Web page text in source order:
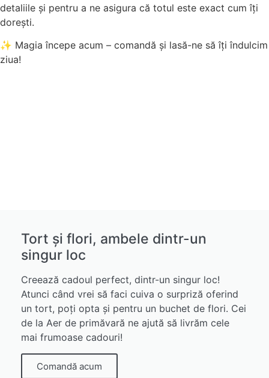
detaliile și pentru a ne asigura că totul este exact cum îți
dorești.
✨ Magia începe acum – comandă și lasă-ne să îți îndulcim
ziua!
Tort și flori, ambele dintr-un
singur loc
Creează cadoul perfect, dintr-un singur loc!
Atunci când vrei să faci cuiva o surpriză oferind
un tort, poți opta și pentru un buchet de flori. Cei
de la Aer de primăvară ne ajută să livrăm cele
mai frumoase cadouri!
Comandă acum